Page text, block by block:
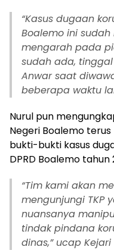
“Kasus dugaan
Boalemo ini
mengarah pada
sudah ada,
Anwar saat
beberapa waktu
Nurul pun
Negeri Boalemo
bukti-bukti kasus
DPRD Boalemo tahun
“Tim kami akan
mengunjungi TKP
nuansanya
tindak pindana
dinas,” ucap